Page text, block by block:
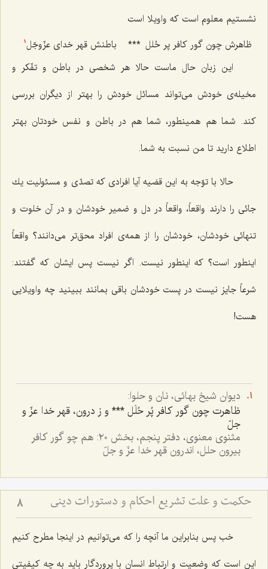
نشستیم معلوم است كه واویلا است
ظاهرش چون گور كافر پر حُلل‌ *** باطنش قهر خدای عزّوجّل‌1
این زبان حال ماست حالا هر شخصی در باطن و تفّكر و
مخیله‌ی خودش می‌تواند مسائل خودش را بهتر از دیگران بررسی
كند. شما هم همینطور، شما هم در باطن و نفس خودتان بهتر
اطلاع دارید تا من نسبت به شما.
حالا با توّجه به این قضیه آیا افرادی كه تصدّی و مسئولیت یك
جائی را دارند واقعاً، واقعاً در دل و ضمیر خودشان و در آن خلوت و
تنهائی خودشان، خودشان را از همه‌ی افراد محق‌تر می‌دانند؟ واقعاً
اینطور است؟ كه اینطور نیست. اگر نیست پس ایشان كه گفتند:
شرعاً جایز نیست در پست خودشان باقی بمانند ببینید چه واویلایی
هست!
ديوان شيخ بهائى، نان و حلوا:
ظاهرت چون گور كافر پُر حُلَل *** ‌و ز درون، قهر خدا عزّ و
جلّ‌
مثنوى معنوى، دفتر پنجم، بخش ٢٠: هم چو گور كافر
بيرون حلل، اندرون قهر خدا عزّ و جلّ
حکمت و علت تشریع احکام و دستورات دینی 8
خب پس بنابراین ما آنچه را كه می‌توانیم در اینجا مطرح كنیم
این است كه وضعیت و ارتباط انسان با پروردگار باید به چه كیفیتی